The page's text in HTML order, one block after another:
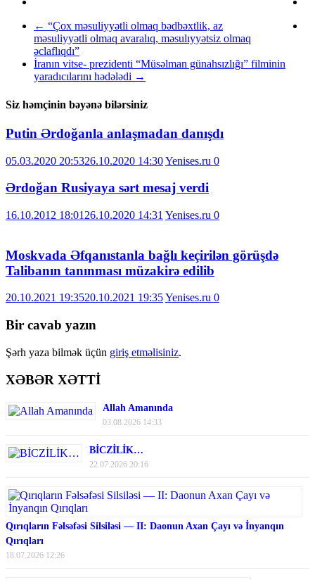
← “Çox məsuliyyətli olmaq bədbəxtlik, az
məsuliyyətli olmaq avaralıq, məsulıyyətsiz olmaq
əclaflıqdı”
İranın vitse- prezidenti “Müsəlman günahsızlığı” filminin
yaradıcılarını hədələdi →
Siz həmçinin bəyənə bilərsiniz
Putin Ərdoğanla anlaşmadan danışdı
05.03.2020 20:5326.10.2020 14:30Yenises.ru 0
Ərdoğan Rusiyaya sərt mesaj verdi
16.10.2012 18:01 26.10.2020 14:31 Yenises.ru 0
Moskvada Əfqanıstanla bağlı keçirilən görüşdə
Talibanın tanınması müzakirə edilib
20.10.2021 19:3520.10.2021 19:35Yenises.ru 0
Bir cavab yazın
Şərh yaza bilmək üçün giriş etməlisiniz.
XƏBƏR XƏTTİ
Allah Amanında
03.08.2026 14:33
BİCZİLİK…
22.07.2026 20:16
Qırıqların Fəlsəfəsi Silsiləsi — II: Daonun Axan Çayı və İnyanqın
Qırıqları
18.07.2026 12:26